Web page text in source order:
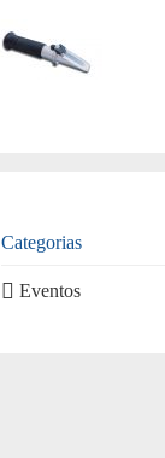
Categorias
Eventos